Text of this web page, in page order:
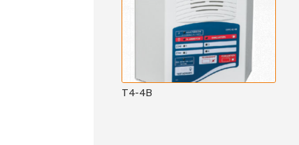
T4-4B